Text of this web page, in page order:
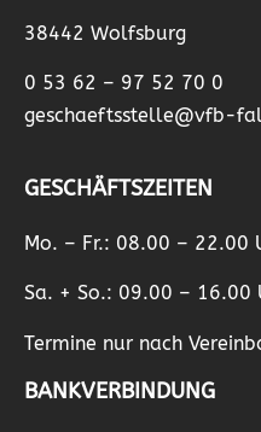
38442 Wolfsburg
0 53 62 – 97 52 70 0
geschaeftsstelle@vfb-
GESCHÄFTSZEITEN
Mo. – Fr.: 08.00 – 22.00
Sa. + So.: 09.00 – 16.00
Termine nur nach
BANKVERBINDUNG